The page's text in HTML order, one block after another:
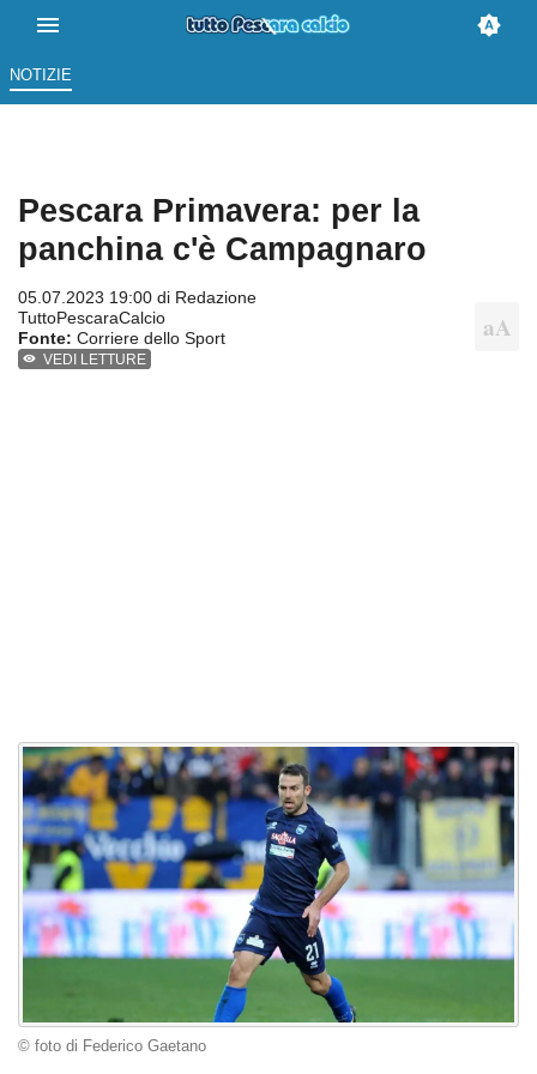
NOTIZIE
Pescara Primavera: per la
panchina c'è Campagnaro
05.07.2023 19:00 di Redazione
TuttoPescaraCalcio
Fonte: Corriere dello Sport
VEDI LETTURE
© foto di Federico Gaetano